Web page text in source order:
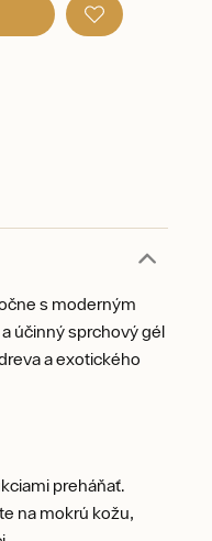
s moderným
účinný sprchový gél
a exotického
preháňať.
na mokrú kožu,